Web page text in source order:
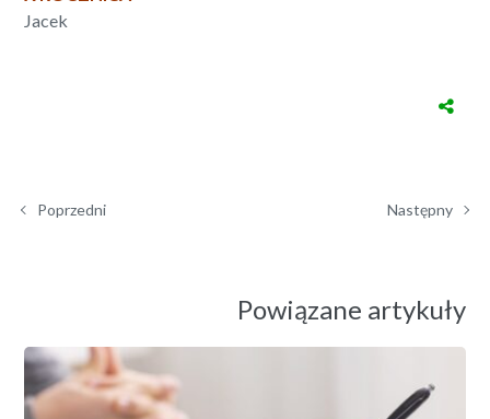
Jacek
Poprzedni Następny
Powiązane artykuły